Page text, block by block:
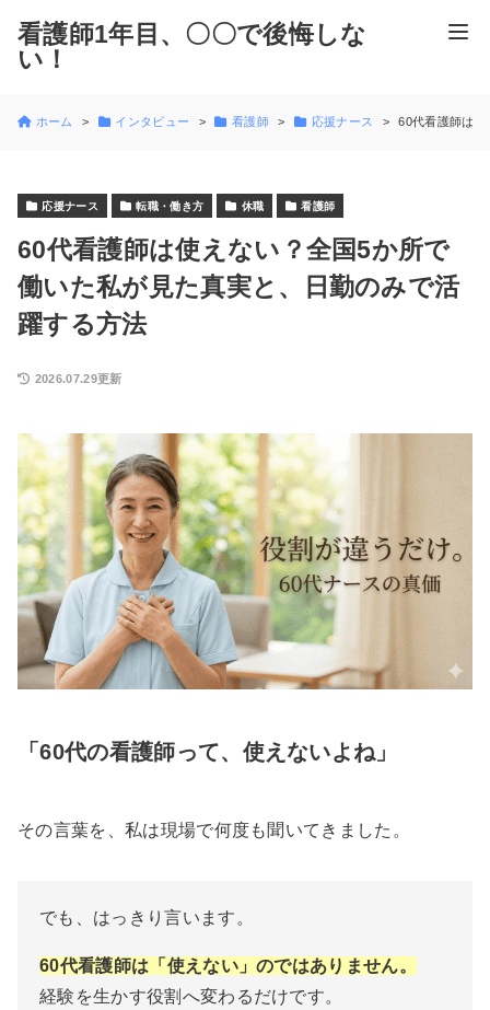
看護師1年目、〇〇で後悔しな
い！
ホーム インタビュー 看護師 応援ナース 60代看護師は
応援ナース 転職・働き方 休職 看護師
60代看護師は使えない？全国5か所で
働いた私が見た真実と、日勤のみで活
躍する方法
2026.07.29更新
「60代の看護師って、使えないよね」
その言葉を、私は現場で何度も聞いてきました。
でも、はっきり言います。
60代看護師は「使えない」のではありません。
経験を生かす役割へ変わるだけです。